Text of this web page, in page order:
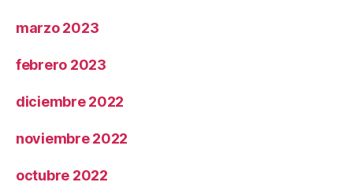
marzo 2023
febrero 2023
diciembre 2022
noviembre 2022
octubre 2022